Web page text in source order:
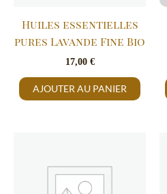
Huiles essentielles
pures Lavande Fine Bio
17,00 €
AJOUTER AU PANIER